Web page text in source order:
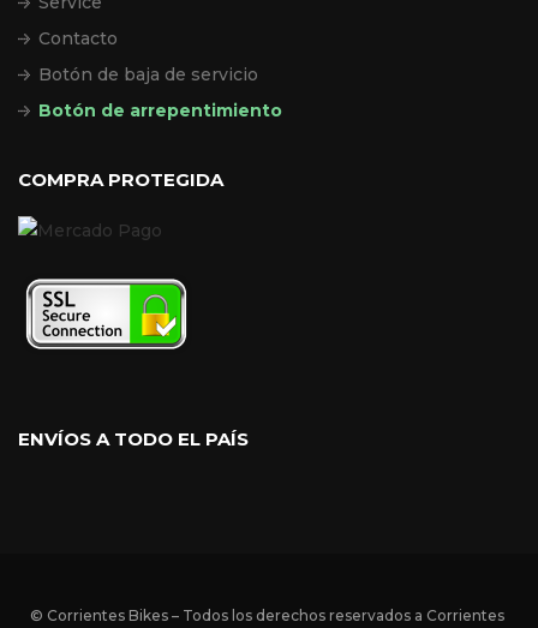
Contacto
Botón de baja de servicio
Botón de arrepentimiento
COMPRA PROTEGIDA
ENVÍOS A TODO EL PAÍS
© Corrientes Bikes – Todos los derechos reservados a Corrientes